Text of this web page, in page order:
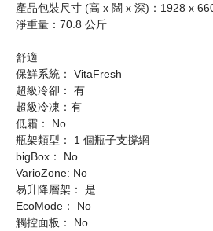
產品包裝尺寸 (高 x 闊 x 深)：1928 x
淨重量：70.8 公斤
舒適
保鮮系統： VitaFresh
超級冷卻： 有
超級冷凍：有
低霜： No
瓶架類型： 1 個瓶子支撐網
bigBox： No
VarioZone: No
易升降層架： 是
EcoMode： No
觸控面板： No